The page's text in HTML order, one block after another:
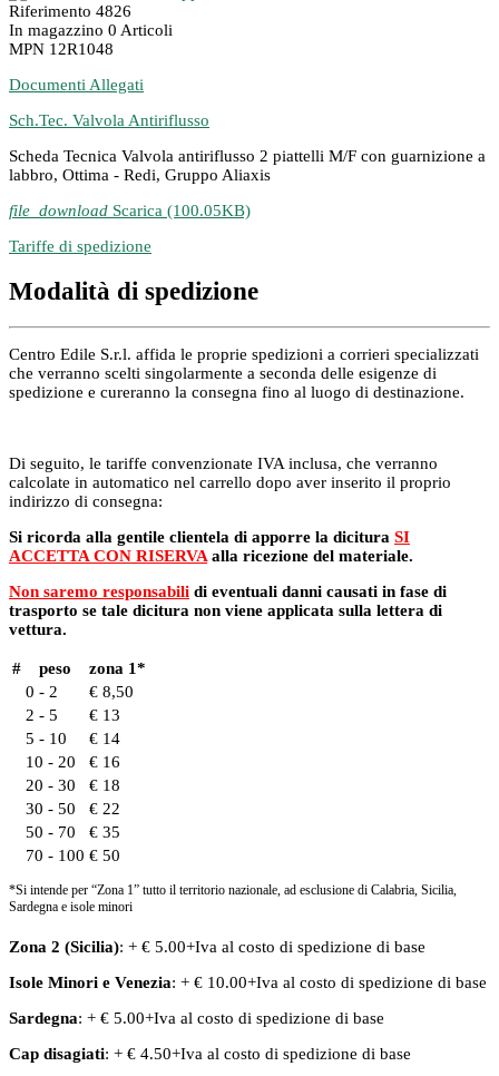
Riferimento 4826
In magazzino 0 Articoli
MPN 12R1048
Documenti Allegati
Sch.Tec. Valvola Antiriflusso
Scheda Tecnica Valvola antiriflusso 2 piattelli M/F con guarnizione a
labbro, Ottima - Redi, Gruppo Aliaxis
file_download Scarica (100.05KB)
Tariffe di spedizione
Modalità di spedizione
Centro Edile S.r.l. affida le proprie spedizioni a corrieri specializzati
che verranno scelti singolarmente a seconda delle esigenze di
spedizione e cureranno la consegna fino al luogo di destinazione.
Di seguito, le tariffe convenzionate IVA inclusa, che verranno
calcolate in automatico nel carrello dopo aver inserito il proprio
indirizzo di consegna:
Si ricorda alla gentile clientela di apporre la dicitura SI
ACCETTA CON RISERVA alla ricezione del materiale.
Non saremo responsabili di eventuali danni causati in fase di
trasporto se tale dicitura non viene applicata sulla lettera di
vettura.
# peso
zona 1*
0 - 2
€ 8,50
2 - 5
€ 13
5 - 10
€ 14
10 - 20
€ 16
20 - 30
€ 18
30 - 50
€ 22
50 - 70
€ 35
70 - 100 € 50
*Si intende per “Zona 1” tutto il territorio nazionale, ad esclusione di Calabria, Sicilia,
Sardegna e isole minori
Zona 2 (Sicilia): + € 5.00+Iva al costo di spedizione di base
Isole Minori e Venezia: + € 10.00+Iva al costo di spedizione di base
Sardegna: + € 5.00+Iva al costo di spedizione di base
Cap disagiati: + € 4.50+Iva al costo di spedizione di base